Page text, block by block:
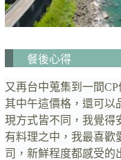
餐後心得
又再台中蒐集到一間
其中午這價格，還可以
現方式皆不同，我覺得
有料理之中，我最喜歡
司，新鮮程度都感受的